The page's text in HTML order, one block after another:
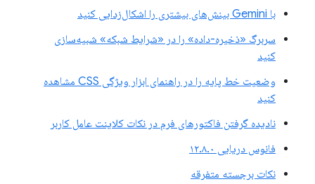
با Gemini بینش‌های بیشتری را اشکال‌زدایی کنید
سربرگ «ذخیره-داده» را در «شرایط شبکه» شبیه‌سازی
کنید
وضعیت خط پایه را در راهنمای ابزار ویژگی CSS مشاهده
کنید
نادیده گرفتن فاکتورهای فرم در نکات کلاینت عامل کاربر
فانوس دریایی ۱۲.۸.۰
نکات برجسته متفرقه